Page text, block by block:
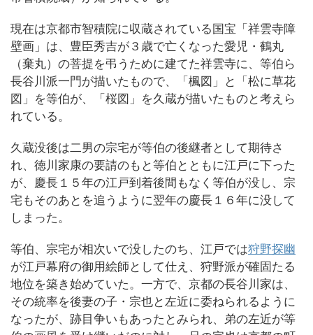
現在は京都市智積院に収蔵されている国宝「祥雲寺障
壁画」は、豊臣秀吉が３歳で亡くなった愛児・鶴丸
（棄丸）の菩提を弔うために建てた祥雲寺に、等伯ら
長谷川派一門が描いたもので、「楓図」と「松に草花
図」を等伯が、「桜図」を久蔵が描いたものと考えら
れている。
久蔵没後は二男の宗宅が等伯の後継者として期待さ
れ、徳川家康の要請のもと等伯とともに江戸に下った
が、慶長１５年の江戸到着後間もなく等伯が没し、宗
宅もそのあとを追うように翌年の慶長１６年に没して
しまった。
等伯、宗宅が相次いで没したのち、江戸では狩野探幽
が江戸幕府の御用絵師として仕え、狩野派が確固たる
地位を築き始めていた。一方で、京都の長谷川家は、
その統率を後妻の子・宗也と左近に委ねられるように
なったが、跡目争いもあったとみられ、弟の左近が等